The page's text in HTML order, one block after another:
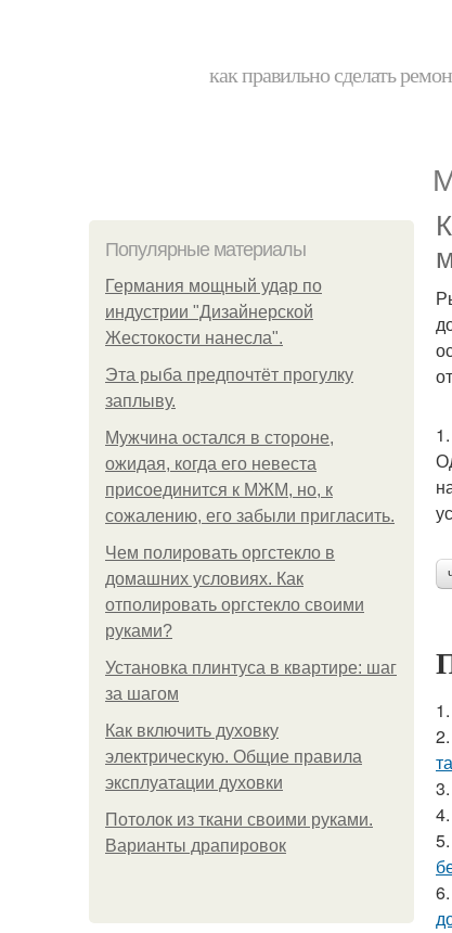
как правильно сделать
Популярные материалы
Германия мощный удар по
индустрии "Дизайнерской
Жестокости нанесла".
Эта рыба предпочтёт прогулку
заплыву.
Мужчина остался в стороне,
ожидая, когда его невеста
присоединится к МЖМ, но, к
сожалению, его забыли пригласить.
Чем полировать оргстекло в
домашних условиях. Как
отполировать оргстекло своими
руками?
Установка плинтуса в квартире: шаг
за шагом
Как включить духовку
электрическую. Общие правила
эксплуатации духовки
Потолок из ткани своими руками.
Варианты драпировок
1.
2.
3.
4.
5.
6.